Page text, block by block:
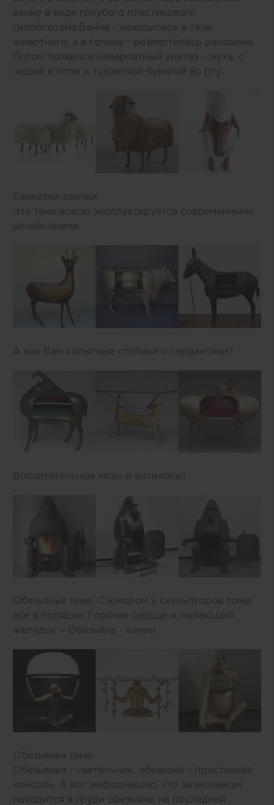
ванну в виде голубого пластикового
гиппопотама.Ванна - находилась в теле
животного, а в голове - разместилась раковина.
Потом появился невероятный унитаз – муха, с
чашей в попе и туалетной бумагой во рту.
Банкетки-овечки.
Эта тема вовсю эксплуатируется современными
дизайнерами.
А как Вам копытные столики и сервантики?
Восхитительные козы и антилопы!
Обезьянья тема. С юмором у скульпторов тоже
все в порядке. Горячее сердце и пылающий
желудок – Обезьяна - камин.
Обезьянья тема.
Обезьянка - светильник, обезьяна - приставная
консоль. А вот информацию, что за механизм
находится в груди обезьяны на последней